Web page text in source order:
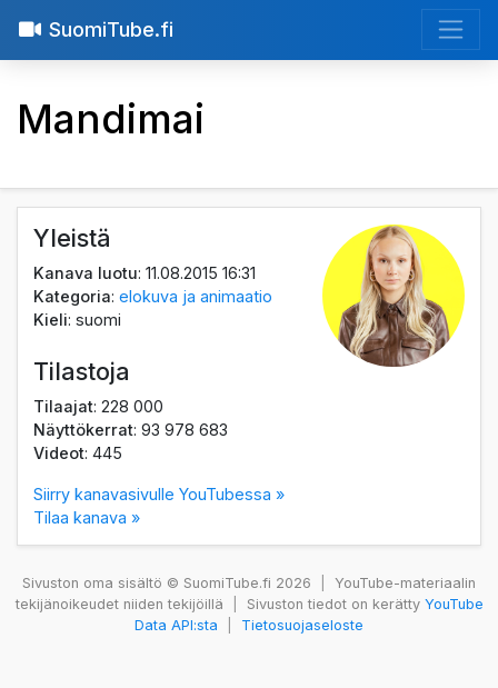
SuomiTube.fi
Mandimai
Yleistä
Kanava luotu: 11.08.2015 16:31
Kategoria:elokuva ja animaatio
Kieli: suomi
Tilastoja
Tilaajat: 228 000
Näyttökerrat: 93 978 683
Videot: 445
Siirry kanavasivulle YouTubessa »
Tilaa kanava »
Sivuston oma sisältö © SuomiTube.fi 2026
YouTube-materiaalin
tekijänoikeudet niiden tekijöillä
Sivuston tiedot on kerätty YouTube
Data API:sta
Tietosuojaseloste